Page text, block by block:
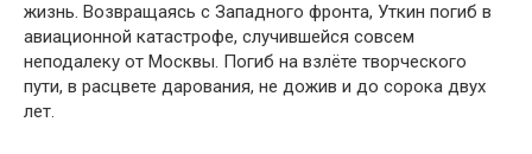
жизнь. Возвращаясь с Западного фронта, Уткин погиб в
авиационной катастрофе, случившейся совсем
неподалеку от Москвы. Погиб на взлёте творческого
пути, в расцвете дарования, не дожив и до сорока двух
лет.